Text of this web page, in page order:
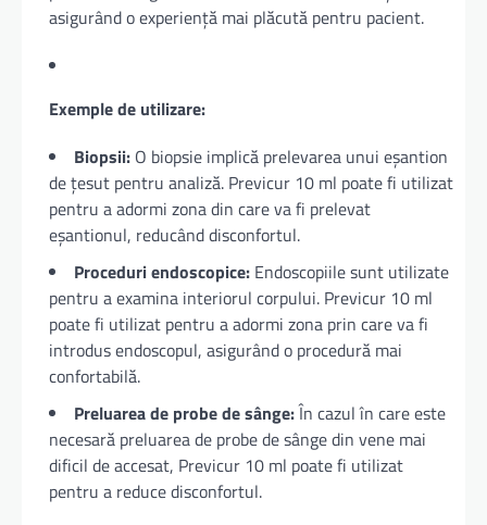
asigurând o experiență mai plăcută pentru pacient.
Exemple de utilizare:
Biopsii: O biopsie implică prelevarea unui eșantion
de țesut pentru analiză. Previcur 10 ml poate fi utilizat
pentru a adormi zona din care va fi prelevat
eșantionul, reducând disconfortul.
Proceduri endoscopice: Endoscopiile sunt utilizate
pentru a examina interiorul corpului. Previcur 10 ml
poate fi utilizat pentru a adormi zona prin care va fi
introdus endoscopul, asigurând o procedură mai
confortabilă.
Preluarea de probe de sânge:În cazul în care este
necesară preluarea de probe de sânge din vene mai
dificil de accesat, Previcur 10 ml poate fi utilizat
pentru a reduce disconfortul.